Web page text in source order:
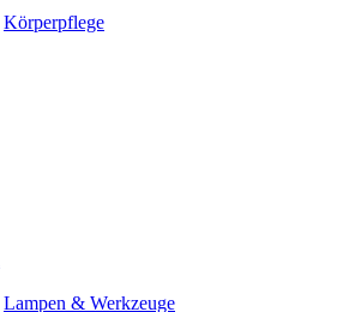
Körperpflege
Lampen & Werkzeuge